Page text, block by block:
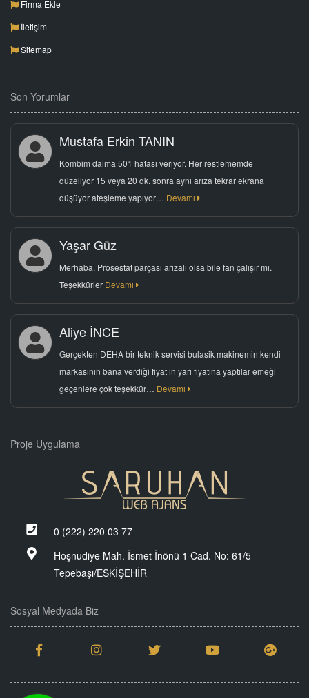
Firma Ekle
İletişim
Sitemap
Son Yorumlar
Mustafa Erkin TANIN
Kombim daima 501 hatası veriyor. Her restlememde
düzeliyor 15 veya 20 dk. sonra aynı arıza tekrar ekrana
düşüyor ateşleme yapıyor… Devamı
Yaşar Güz
Merhaba, Prosestat parçası arızalı olsa bile fan çalışır mı.
Teşekkürler Devamı
Aliye İNCE
Gerçekten DEHA bir teknik servisi bulasik makinemin kendi
markasının bana verdiği fiyat in yarı fiyatına yaptılar emeği
geçenlere çok teşekkür… Devamı
Proje Uygulama
0 (222) 220 03 77
Hoşnudiye Mah. İsmet İnönü 1 Cad. No: 61/5
Tepebaşı/ESKİŞEHİR
Sosyal Medyada Biz